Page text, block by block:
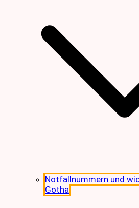
Notfallnummern und
Gotha